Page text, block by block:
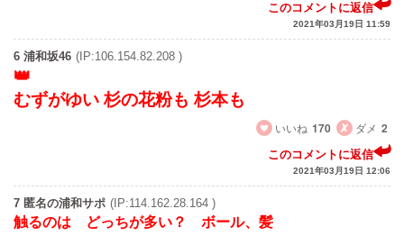
このコメントに返信
2021年03月19日 11:59
6 浦和坂46 (IP:106.154.82.208 )
むずがゆい 杉の花粉も 杉本も
いいね 170 ダメ 2
このコメントに返信
2021年03月19日 12:06
7 匿名の浦和サポ (IP:114.162.28.164 )
触るのは どっちが多い？ ボール、髪